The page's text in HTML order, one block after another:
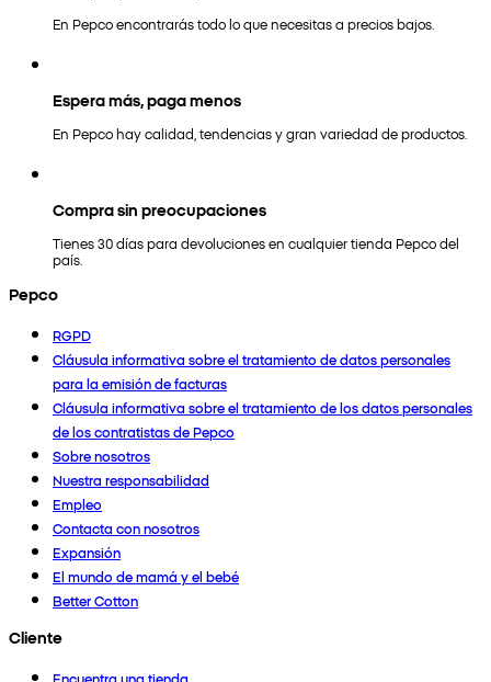
En Pepco encontrarás todo lo que necesitas a precios bajos.
Espera más, paga menos
En Pepco hay calidad, tendencias y gran variedad de productos.
Compra sin preocupaciones
Tienes 30 días para devoluciones en cualquier tienda Pepco del
país.
Pepco
RGPD
Cláusula informativa sobre el tratamiento de datos personales
para la emisión de facturas
Cláusula informativa sobre el tratamiento de los datos personales
de los contratistas de Pepco
Sobre nosotros
Nuestra responsabilidad
Empleo
Contacta con nosotros
Expansión
El mundo de mamá y el bebé
Better Cotton
Cliente
Encuentra una tienda